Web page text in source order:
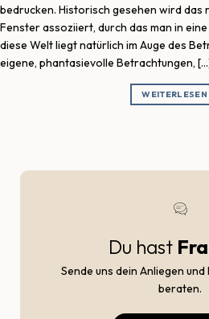
bedrucken. Historisch gesehen wird das
Fenster assoziiert, durch das man in
diese Welt liegt natürlich im Auge des
eigene, phantasievolle Betrachtungen,
WEITERLESEN
Du hast
Sende uns dein Anliegen
beraten.